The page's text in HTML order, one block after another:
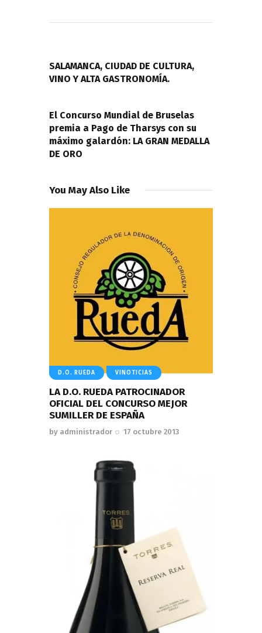
entradas
SALAMANCA, CIUDAD DE CULTURA,
VINO Y ALTA GASTRONOMÍA.
El Concurso Mundial de Bruselas
premia a Pago de Tharsys con su
máximo galardón: LA GRAN MEDALLA
DE ORO
You May Also Like
D.O. RUEDA VINOTICIAS
LA D.O. RUEDA PATROCINADOR
OFICIAL DEL CONCURSO MEJOR
SUMILLER DE ESPAÑA
by administrador 17 octubre 2013